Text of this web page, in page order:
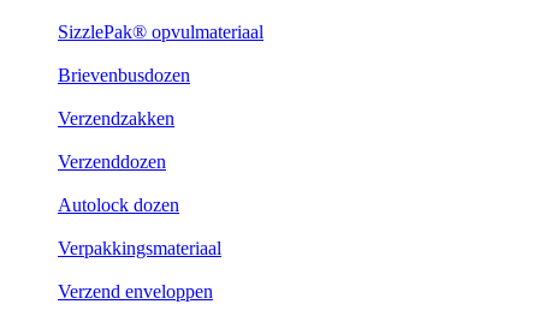
SizzlePak® opvulmateriaal
Brievenbusdozen
Verzendzakken
Verzenddozen
Autolock dozen
Verpakkingsmateriaal
Verzend enveloppen